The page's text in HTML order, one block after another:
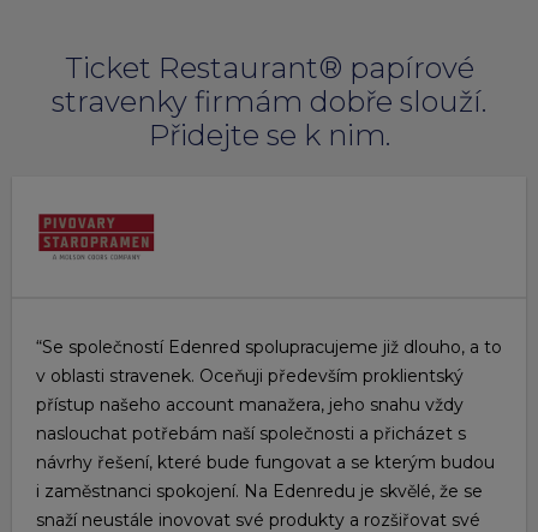
Ticket Restaurant® papírové
stravenky firmám dobře slouží.
Přidejte se k nim.
“Se společností Edenred spolupracujeme již dlouho, a to
v oblasti stravenek. Oceňuji především proklientský
přístup našeho account manažera, jeho snahu vždy
naslouchat potřebám naší společnosti a přicházet s
návrhy řešení, které bude fungovat a se kterým budou
i zaměstnanci spokojení. Na Edenredu je skvělé, že se
snaží neustále inovovat své produkty a rozšiřovat své